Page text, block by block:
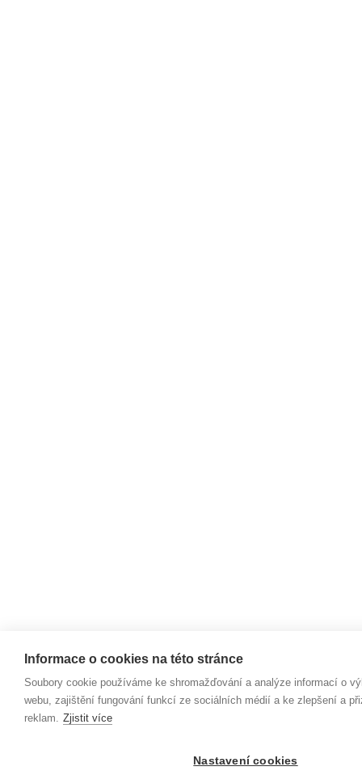
Informace o cookies na této stránce
Soubory cookie používáme ke shromažďování a analýze informací o
webu, zajištění fungování funkcí ze sociálních médií a ke zlepšení a
reklam. Zjistit více
Nastavení cookies